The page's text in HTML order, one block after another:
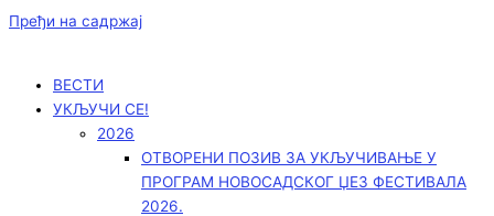
Пређи на садржај
ВЕСТИ
УКЉУЧИ СЕ!
2026
ОТВОРЕНИ ПОЗИВ ЗА УКЉУЧИВАЊЕ У
ПРОГРАМ НОВОСАДСКОГ ЏЕЗ ФЕСТИВАЛА
2026.